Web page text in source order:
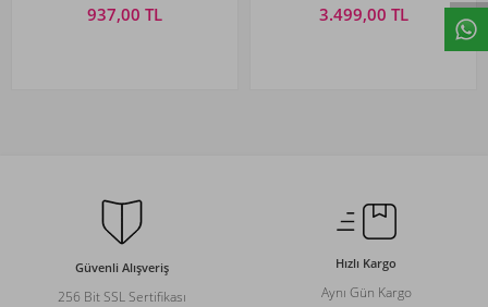
937,00 TL 3.499,00 TL
Güvenli Alışveriş
256 Bit SSL Sertifikası
Hızlı Kargo
Aynı Gün Kargo